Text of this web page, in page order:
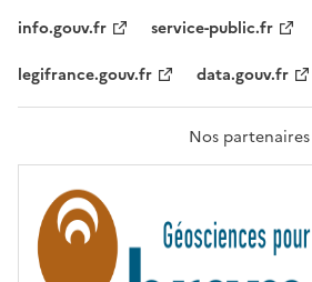
F
A
T
R
T
É
info.gouv.fr
service-public.fr
legifrance.gouv.fr
data.gouv.fr
Nos partenaires